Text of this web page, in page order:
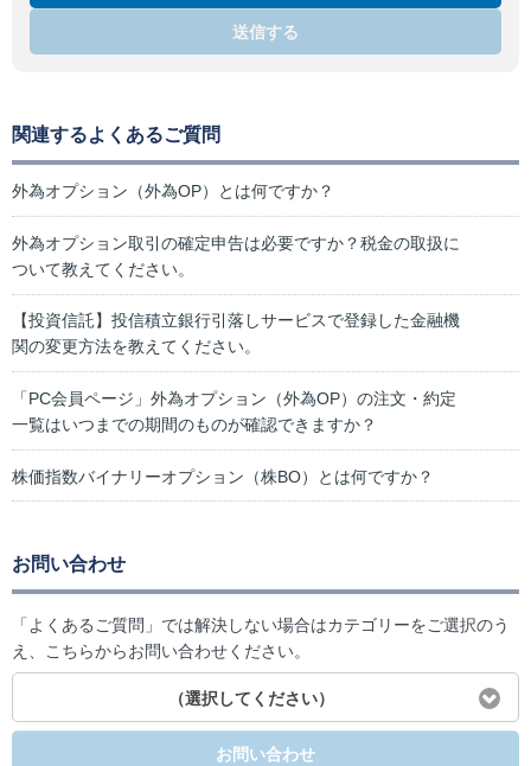
送信する
関連するよくあるご質問
外為オプション（外為OP）とは何ですか？
外為オプション取引の確定申告は必要ですか？税金の取扱に
ついて教えてください。
【投資信託】投信積立銀行引落しサービスで登録した金融機
関の変更方法を教えてください。
「PC会員ページ」外為オプション（外為OP）の注文・約定
一覧はいつまでの期間のものが確認できますか？
株価指数バイナリーオプション（株BO）とは何ですか？
お問い合わせ
「よくあるご質問」では解決しない場合はカテゴリーをご選択のう
え、こちらからお問い合わせください。
（選択してください）
お問い合わせ